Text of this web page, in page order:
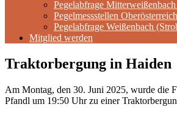
Pegelabfrage
Pegelmessstellen Oberösterreich
Pegelabfrage Weißenbach
Mitglied werden
Traktorbergung in Haiden
Am Montag, den 30. Juni 2025, wurde die
Pfandl um 19:50 Uhr zu einer